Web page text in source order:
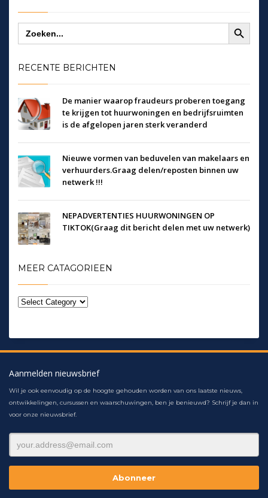
Zoek
naar:
Zoekknop
RECENTE BERICHTEN
De manier waarop fraudeurs proberen toegang
te krijgen tot huurwoningen en bedrijfsruimten
is de afgelopen jaren sterk veranderd
Nieuwe vormen van beduvelen van makelaars en
verhuurders.Graag delen/reposten binnen uw
netwerk !!!
NEPADVERTENTIES HUURWONINGEN OP
TIKTOK(Graag dit bericht delen met uw netwerk)
MEER CATAGORIEEN
Aanmelden nieuwsbrief
Wil je ook eenvoudig op de hoogte gehouden worden van ons laatste nieuws,
ontwikkelingen, cursussen en waarschuwingen, ben je benieuwd? Schrijf je dan in
voor onze nieuwsbrief.